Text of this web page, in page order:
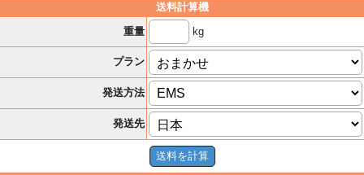
送料計算機
重量
kg
プラン
発送方法
発送先